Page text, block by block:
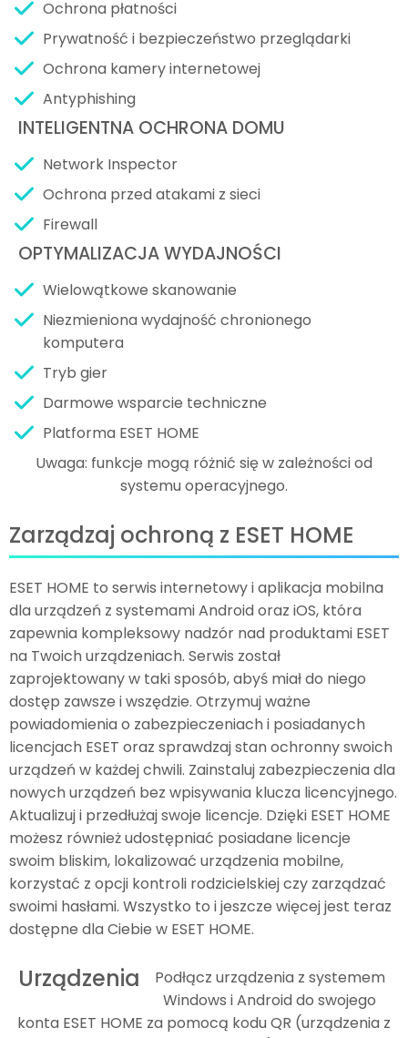
Ochrona płatności
Prywatność i bezpieczeństwo przeglądarki
Ochrona kamery internetowej
Antyphishing
INTELIGENTNA OCHRONA DOMU
Network Inspector
Ochrona przed atakami z sieci
Firewall
OPTYMALIZACJA WYDAJNOŚCI
Wielowątkowe skanowanie
Niezmieniona wydajność chronionego
komputera
Tryb gier
Darmowe wsparcie techniczne
Platforma ESET HOME
Uwaga: funkcje mogą różnić się w zależności od
systemu operacyjnego.
Zarządzaj ochroną z ESET HOME
ESET HOME to serwis internetowy i aplikacja mobilna
dla urządzeń z systemami Android oraz iOS, która
zapewnia kompleksowy nadzór nad produktami ESET
na Twoich urządzeniach. Serwis został
zaprojektowany w taki sposób, abyś miał do niego
dostęp zawsze i wszędzie. Otrzymuj ważne
powiadomienia o zabezpieczeniach i posiadanych
licencjach ESET oraz sprawdzaj stan ochronny swoich
urządzeń w każdej chwili. Zainstaluj zabezpieczenia dla
nowych urządzeń bez wpisywania klucza licencyjnego.
Aktualizuj i przedłużaj swoje licencje. Dzięki ESET HOME
możesz również udostępniać posiadane licencje
swoim bliskim, lokalizować urządzenia mobilne,
korzystać z opcji kontroli rodzicielskiej czy zarządzać
swoimi hasłami. Wszystko to i jeszcze więcej jest teraz
dostępne dla Ciebie w ESET HOME.
Urządzenia
Podłącz urządzenia z systemem
Windows i Android do swojego
konta ESET HOME za pomocą kodu QR (urządzenia z